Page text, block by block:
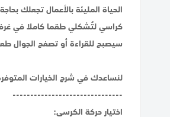
الحياة المليئة بالأعمال تجعلك
كراسي لتُشكلي طقما كاملا في
سيصبح للقراءة أو تصفح الجوال
لنساعدك في شرح الخيارات
-------------------------------
اختيار حركة الكرسي: